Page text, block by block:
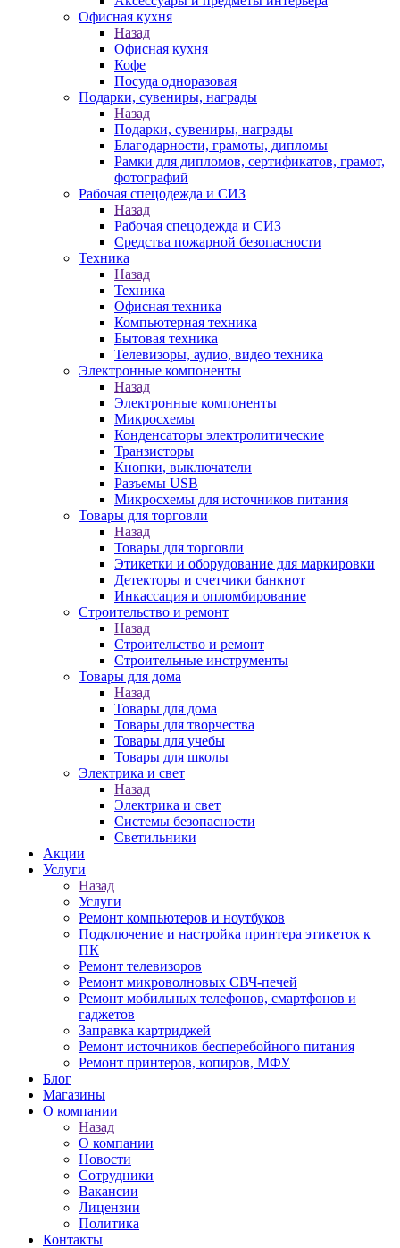
Офисная кухня
Назад
Офисная кухня
Кофе
Посуда одноразовая
Подарки, сувениры, награды
Назад
Подарки, сувениры, награды
Благодарности, грамоты, дипломы
Рамки для дипломов, сертификатов, грамот,
фотографий
Рабочая спецодежда и СИЗ
Назад
Рабочая спецодежда и СИЗ
Средства пожарной безопасности
Техника
Назад
Техника
Офисная техника
Компьютерная техника
Бытовая техника
Телевизоры, аудио, видео техника
Электронные компоненты
Назад
Электронные компоненты
Микросхемы
Конденсаторы электролитические
Транзисторы
Кнопки, выключатели
Разъемы USB
Микросхемы для источников питания
Товары для торговли
Назад
Товары для торговли
Этикетки и оборудование для маркировки
Детекторы и счетчики банкнот
Инкассация и опломбирование
Строительство и ремонт
Назад
Строительство и ремонт
Строительные инструменты
Товары для дома
Назад
Товары для дома
Товары для творчества
Товары для учебы
Товары для школы
Электрика и свет
Назад
Электрика и свет
Системы безопасности
Светильники
Акции
Услуги
Назад
Услуги
Ремонт компьютеров и ноутбуков
Подключение и настройка принтера этикеток к
ПК
Ремонт телевизоров
Ремонт микроволновых СВЧ-печей
Ремонт мобильных телефонов, смартфонов и
гаджетов
Заправка картриджей
Ремонт источников бесперебойного питания
Ремонт принтеров, копиров, МФУ
Блог
Магазины
О компании
Назад
О компании
Новости
Сотрудники
Вакансии
Лицензии
Политика
Контакты